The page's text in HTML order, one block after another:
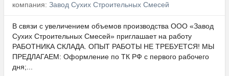
компания: Завод Сухих Строительных Смесей
В связи с увеличением объемов производства ООО «Завод
Сухих Строительных Смесей» приглашает на работу
РАБОТНИКА СКЛАДА. ОПЫТ РАБОТЫ НЕ ТРЕБУЕТСЯ! МЫ
ПРЕДЛАГАЕМ: Оформление по ТК РФ с первого рабочего
дня;...